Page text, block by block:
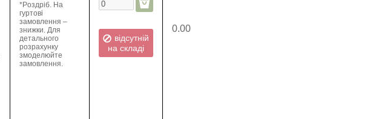
*Pоздріб. На
гуртові
замовлення –
знижки. Для
детального
розрахунку
змоделюйте
замовлення.
відсутній
на складі
0.00